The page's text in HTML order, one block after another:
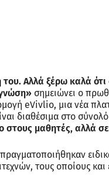
Αλλά ξέρω καλά ότι
σημειώνει ο
eVivlio, μια νέα
διαθέσιμα στο
στους μαθητές, αλλά
τους οποίους